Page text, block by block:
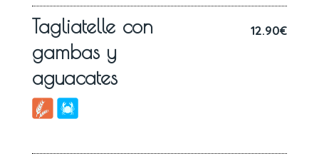
Tagliatelle con
gambas y
aguacates
12.90€